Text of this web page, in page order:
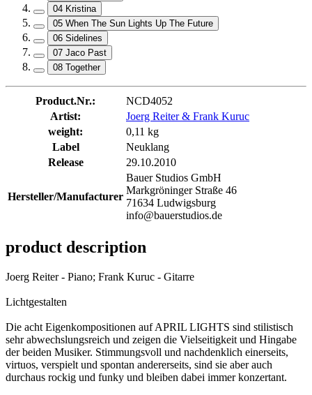
04 Kristina
05 When The Sun Lights Up The Future
06 Sidelines
07 Jaco Past
08 Together
Product.Nr.:
NCD4052
Artist:
Joerg Reiter & Frank Kuruc
weight:
0,11 kg
Label
Neuklang
Release
29.10.2010
Hersteller/Manufacturer
Bauer Studios GmbH
Markgröninger Straße 46
71634 Ludwigsburg
info@bauerstudios.de
product description
Joerg Reiter - Piano; Frank Kuruc - Gitarre
Lichtgestalten
Die acht Eigenkompositionen auf APRIL LIGHTS sind stilistisch
sehr abwechslungsreich und zeigen die Vielseitigkeit und Hingabe
der beiden Musiker. Stimmungsvoll und nachdenklich einerseits,
virtuos, verspielt und spontan andererseits, sind sie aber auch
durchaus rockig und funky und bleiben dabei immer konzertant.